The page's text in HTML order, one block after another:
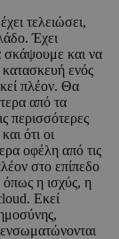
τελειώσει,
Έχει
σκάψουμε και να
ενός
πλέον. Θα
από τα
περισσότερες
ότι οι
οφέλη από τις
στο επίπεδο
όπως η ισχύς, η
Εκεί